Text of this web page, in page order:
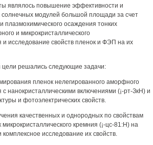
являлось повышение эффективности и
солнечных модулей большой площади за счет
плазмохимического осаждения тонких
и микрокристаллического
и исследование свойств пленок и ФЭП на их
решались следующие задачи:
пленок нелегированного аморфного
с нанокристаллическими включениями (¡-рт-ЗкН) и
и фотоэлектрических свойств.
качественных и однородных по свойствам
кремния (¡-цс-81:Н) на
исследование их свойств.